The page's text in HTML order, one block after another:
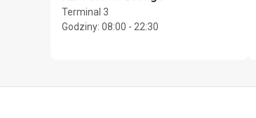
Terminal 3
Godziny: 08:00 - 22:30